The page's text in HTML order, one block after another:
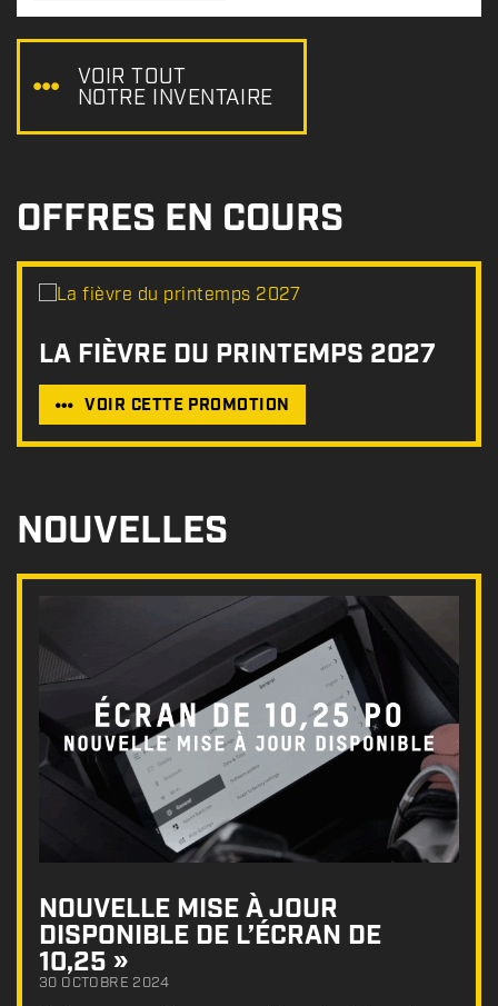
x
VOIR TOUT
NOTRE INVENTAIRE
OFFRES EN COURS
LA FIÈVRE DU PRINTEMPS 2027
VOIR CETTE PROMOTION
NOUVELLES
NOUVELLE MISE À JOUR
DISPONIBLE DE L’ÉCRAN DE
10,25 »
30 OCTOBRE 2024